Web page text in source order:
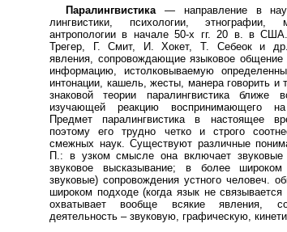
Паралингвистика— направление в
лингвистики, психологии,
антропологии в начале 50-х гг. 20 в. в
Трегер, Г. Смит, И. Хокет, Т. Себеок и др.
явления, сопровождающие языковое
информацию, истолковываемую
интонации, кашель, жесты, манера говорить и
знаковой теории паралингвистика ближе
изучающей реакцию воспринимающего на
Предмет паралингвистика в настоящее
поэтому его трудно четко и строго
смежных наук. Существуют различные
П.: в узком смысле она включает
звуковое высказывание; в более
звуковые) сопровождения устного человеч.
широком подходе (когда язык не
охватывает вообще всякие явления,
деятельность – звуковую, графическую,